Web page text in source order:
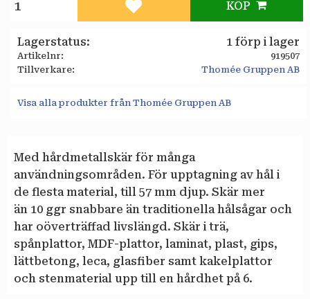
KÖP
Lägg till i favoriter
Lagerstatus 1 förp i lager
Artikelnr
919507
Tillverkare
Thomée Gruppen AB
Visa alla produkter från Thomée Gruppen AB
Med hårdmetallskär för många
användningsområden. För upptagning av hål i
de flesta material, till 57 mm djup. Skär mer
än 10 ggr snabbare än traditionella hålsågar och
har oöverträffad livslängd. Skär i trä,
spånplattor, MDF-plattor, laminat, plast, gips,
lättbetong, leca, glasfiber samt kakelplattor
och stenmaterial upp till en hårdhet på 6.